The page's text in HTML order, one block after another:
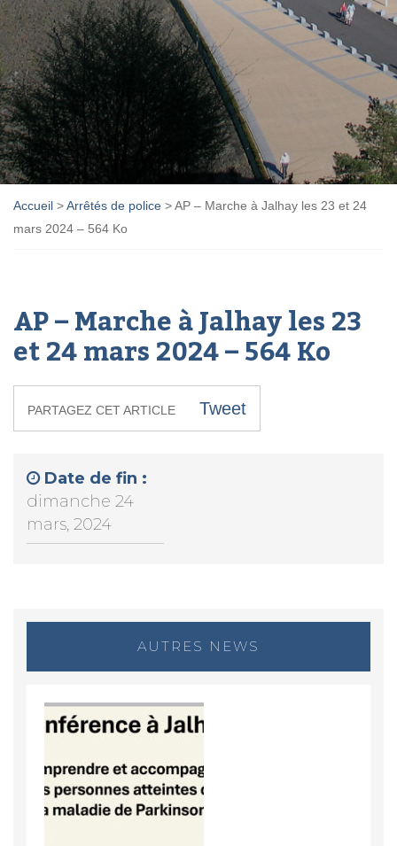
Accueil >Arrêtés de police >AP – Marche à Jalhay les 23 et 24
mars 2024 – 564 Ko
AP – Marche à Jalhay les 23
et 24 mars 2024 – 564 Ko
PARTAGEZ CET ARTICLE Tweet
Date de fin :
dimanche 24
mars, 2024
AUTRES NEWS